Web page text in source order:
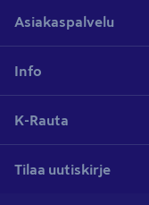
Asiakaspalvelu
Info
K-Rauta
Tilaa uutiskirje